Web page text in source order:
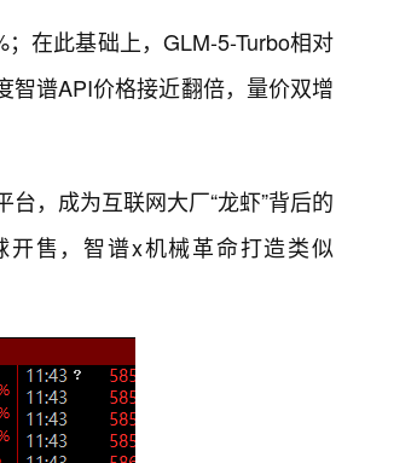
在此基础上，GLM-5-Turbo相对
智谱API价格接近翻倍，量价双增
，成为互联网大厂“龙虾”背后的
开售，智谱x机械革命打造类似